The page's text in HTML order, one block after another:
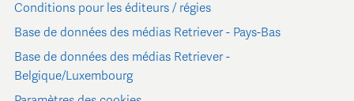
Conditions pour les éditeurs / régies
Base de données des médias Retriever - Pays-Bas
Base de données des médias Retriever -
Belgique/Luxembourg